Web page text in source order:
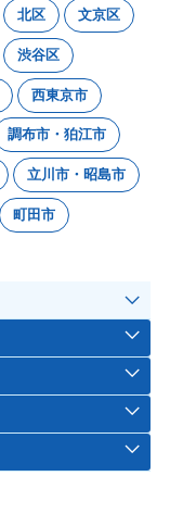
北区 文京区
渋谷区
西東京市
調布市・狛江市
立川市・昭島市
町田市